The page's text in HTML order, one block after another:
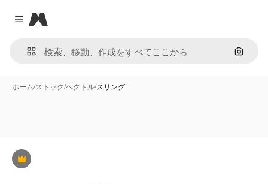
Close menu
Magnific
画像で
ホーム/ストック/ベクトル/スリング
Premium